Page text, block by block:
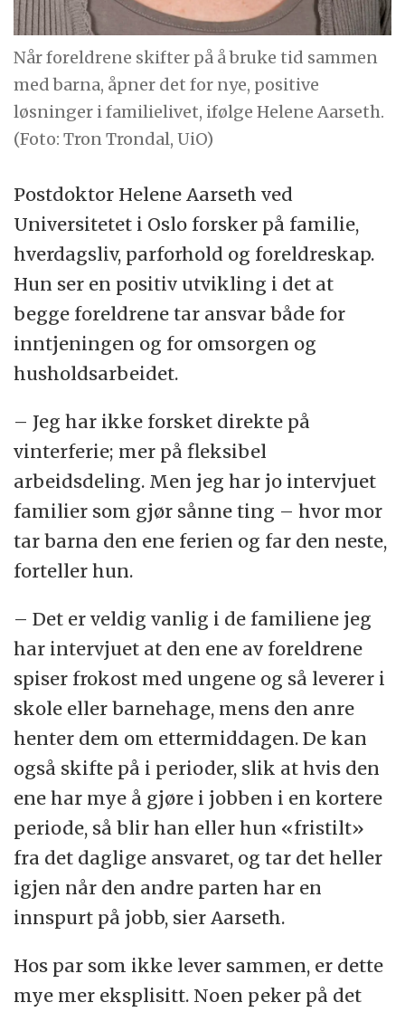
Når foreldrene skifter på å bruke tid sammen
med barna, åpner det for nye, positive
løsninger i familielivet, ifølge Helene Aarseth.
(Foto: Tron Trondal, UiO)
Postdoktor Helene Aarseth ved
Universitetet i Oslo forsker på familie,
hverdagsliv, parforhold og foreldreskap.
Hun ser en positiv utvikling i det at
begge foreldrene tar ansvar både for
inntjeningen og for omsorgen og
husholdsarbeidet.
– Jeg har ikke forsket direkte på
vinterferie; mer på fleksibel
arbeidsdeling. Men jeg har jo intervjuet
familier som gjør sånne ting – hvor mor
tar barna den ene ferien og far den neste,
forteller hun.
– Det er veldig vanlig i de familiene jeg
har intervjuet at den ene av foreldrene
spiser frokost med ungene og så leverer i
skole eller barnehage, mens den anre
henter dem om ettermiddagen. De kan
også skifte på i perioder, slik at hvis den
ene har mye å gjøre i jobben i en kortere
periode, så blir han eller hun «fristilt»
fra det daglige ansvaret, og tar det heller
igjen når den andre parten har en
innspurt på jobb, sier Aarseth.
Hos par som ikke lever sammen, er dette
mye mer eksplisitt. Noen peker på det